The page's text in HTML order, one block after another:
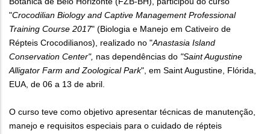
"Crocodilian Biology and Captive Management Professional
Training Course 2017" (Biologia e Manejo em Cativeiro de
Répteis Crocodilianos), realizado no "Anastasia Island
Conservation Center", nas dependências do "Saint Augustine
Alligator Farm and Zoological Park", em Saint Augustine, Flórida,
EUA, de 06 a 13 de abril.
O curso teve como objetivo apresentar técnicas de manutenção,
manejo e requisitos especiais para o cuidado de répteis